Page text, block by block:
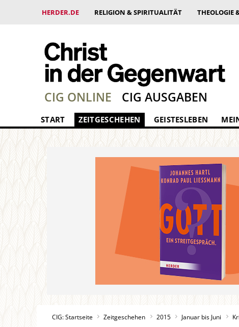
HERDER.DE RELIGION & SPIRITUALITÄT THEOLOGIE
CIG ONLINE CIG AUSGABEN
START ZEITGESCHEHEN GEISTESLEBEN
CIG: Startseite Zeitgeschehen 2015 Januar bis Juni